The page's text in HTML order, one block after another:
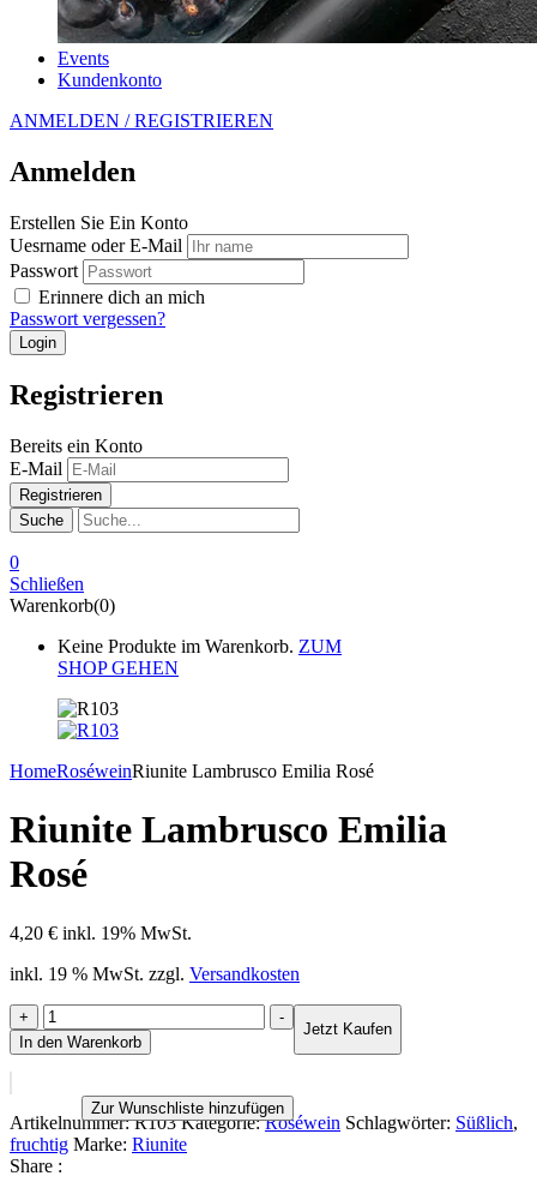
Events
Kundenkonto
ANMELDEN / REGISTRIEREN
Anmelden
Erstellen Sie Ein Konto
Uesrname oder E-Mail
Passwort
Erinnere dich an mich
Passwort vergessen?
Registrieren
Bereits ein Konto
E-Mail
Suche
0
Schließen
Warenkorb(0)
Keine Produkte im Warenkorb. ZUM
SHOP GEHEN
HomeRoséweinRiunite Lambrusco Emilia Rosé
Riunite Lambrusco Emilia
Rosé
4,20 € inkl. 19% MwSt.
inkl. 19 % MwSt. zzgl. Versandkosten
+
Riunite
Lambrusco
Emilia
Menge
-
In den Warenkorb
Zur Wunschliste hinzufügen
Jetzt Kaufen
Artikelnummer:R103 Kategorie:Roséwein Schlagwörter: Süßlich,
fruchtig Marke: Riunite
Share :